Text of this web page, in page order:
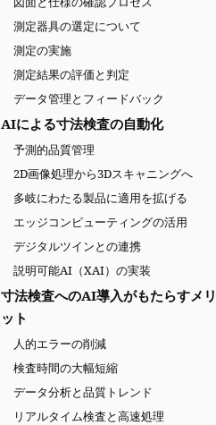
測定器具の選定について
測定の実施
測定結果の評価と判定
データ管理とフィードバック
AIによる寸法検査の自動化
予測的品質管理
2D画像処理から3Dスキャニングへ
多岐にわたる製品に適用を拡げる
エッジコンピューティングの活用
デジタルツインとの連携
説明可能AI（XAI）の実装
寸法検査へのAI導入がもたらすメリ
ット
人的エラーの削減
検査時間の大幅短縮
データ分析と品質トレンド
リアルタイム検査と高速処理